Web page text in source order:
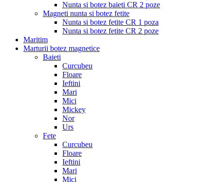
Nunta si botez baieti CR 2 poze
Magneti nunta si botez fetite
Nunta si botez fetite CR 1 poza
Nunta si botez fetite CR 2 poze
Maritim
Marturii botez magnetice
Baieti
Curcubeu
Floare
Ieftini
Mari
Mici
Mickey
Nor
Urs
Fete
Curcubeu
Floare
Ieftini
Mari
Mici